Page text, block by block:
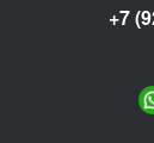
+7